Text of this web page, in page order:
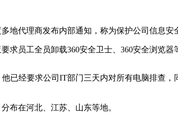
代理商发布内部通知，称为保护公司信息安
员工全员卸载360安全卫士、360安全浏览器
已经要求公司IT部门三天内对所有电脑排查
布在河北、江苏、山东等地。